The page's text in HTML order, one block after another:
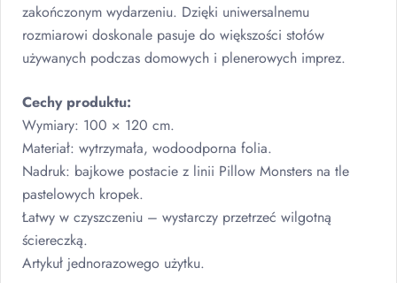
zakończonym wydarzeniu. Dzięki uniwersalnemu
rozmiarowi doskonale pasuje do większości stołów
używanych podczas domowych i plenerowych imprez.
Cechy produktu:
Wymiary: 100 × 120 cm.
Materiał: wytrzymała, wodoodporna folia.
Nadruk: bajkowe postacie z linii Pillow Monsters na tle
pastelowych kropek.
Łatwy w czyszczeniu – wystarczy przetrzeć wilgotną
ściereczką.
Artykuł jednorazowego użytku.